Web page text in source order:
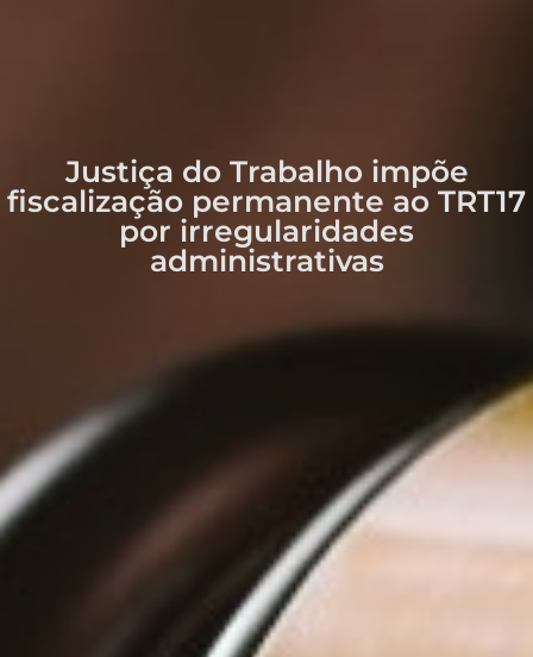
Justiça do Trabalho impõe
fiscalização permanente ao TRT17
por irregularidades
administrativas